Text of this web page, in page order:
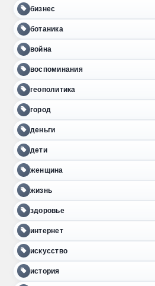
бизнес
ботаника
война
воспоминания
геополитика
город
деньги
дети
женщина
жизнь
здоровье
интернет
искусство
история